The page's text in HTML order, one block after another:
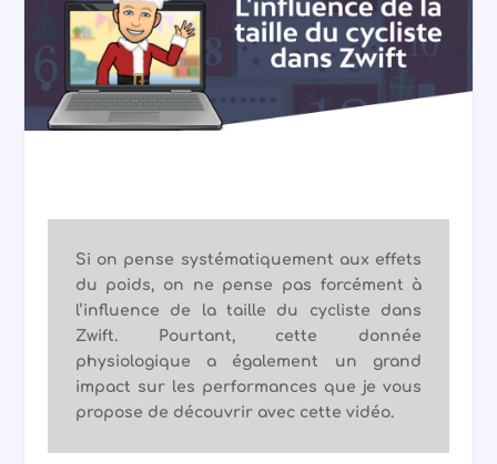
Si on pense systématiquement aux effets
du poids, on ne pense pas forcément à
l’influence de la taille du cycliste dans
Zwift. Pourtant, cette donnée
physiologique a également un grand
impact sur les performances que je vous
propose de découvrir avec cette vidéo.